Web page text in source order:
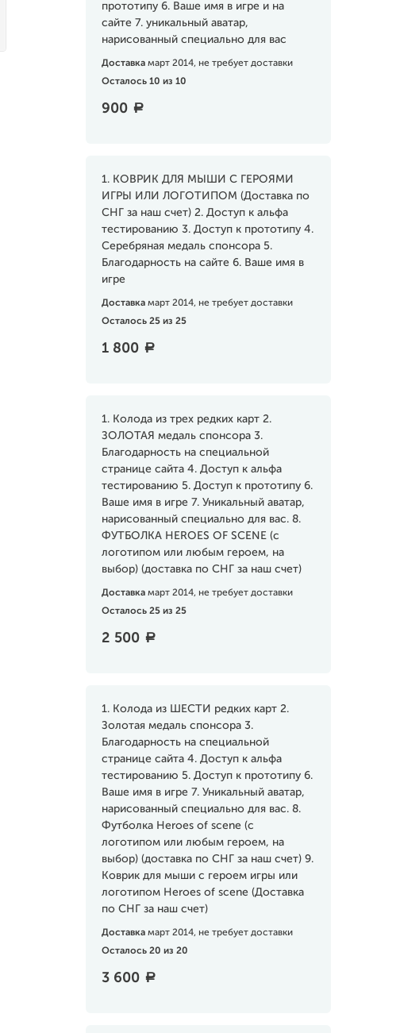
прототипу 6. Ваше имя в игре и на
сайте 7. уникальный аватар,
нарисованный специально для вас
Доставка март 2014, не требует доставки
Осталось 10 из 10
900 a
1. КОВРИК ДЛЯ МЫШИ С ГЕРОЯМИ
ИГРЫ ИЛИ ЛОГОТИПОМ (Доставка по
СНГ за наш счет) 2. Доступ к альфа
тестированию 3. Доступ к прототипу 4.
Серебряная медаль спонсора 5.
Благодарность на сайте 6. Ваше имя в
игре
Доставка март 2014, не требует доставки
Осталось 25 из 25
1 800 a
1. Колода из трех редких карт 2.
ЗОЛОТАЯ медаль спонсора 3.
Благодарность на специальной
странице сайта 4. Доступ к альфа
тестированию 5. Доступ к прототипу 6.
Ваше имя в игре 7. Уникальный аватар,
нарисованный специально для вас. 8.
ФУТБОЛКА HEROES OF SCENE (с
логотипом или любым героем, на
выбор) (доставка по СНГ за наш счет)
Доставка март 2014, не требует доставки
Осталось 25 из 25
2 500 a
1. Колода из ШЕСТИ редких карт 2.
Золотая медаль спонсора 3.
Благодарность на специальной
странице сайта 4. Доступ к альфа
тестированию 5. Доступ к прототипу 6.
Ваше имя в игре 7. Уникальный аватар,
нарисованный специально для вас. 8.
Футболка Heroes of scene (с
логотипом или любым героем, на
выбор) (доставка по СНГ за наш счет) 9.
Коврик для мыши с героем игры или
логотипом Heroes of scene (Доставка
по СНГ за наш счет)
Доставка март 2014, не требует доставки
Осталось 20 из 20
3 600 a